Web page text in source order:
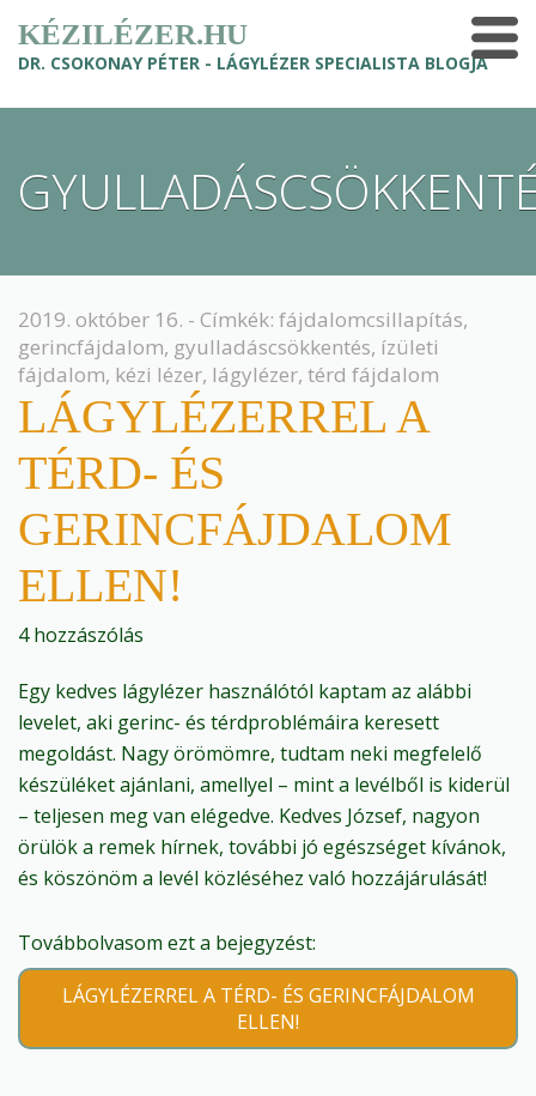
KÉZILÉZER.HU
DR. CSOKONAY PÉTER - LÁGYLÉZER SPECIALISTA BLOGJA
2019. október 16. - Címkék: fájdalomcsillapítás,
gerincfájdalom, gyulladáscsökkentés, ízületi
fájdalom, kézi lézer, lágylézer, térd fájdalom
LÁGYLÉZERREL A
TÉRD- ÉS
GERINCFÁJDALOM
ELLEN!
4 hozzászólás
Egy kedves lágylézer használótól kaptam az alábbi
levelet, aki gerinc- és térdproblémáira keresett
megoldást. Nagy örömömre, tudtam neki megfelelő
készüléket ajánlani, amellyel – mint a levélből is kiderül
– teljesen meg van elégedve. Kedves József, nagyon
örülök a remek hírnek, további jó egészséget kívánok,
és köszönöm a levél közléséhez való hozzájárulását!
Továbbolvasom ezt a bejegyzést:
LÁGYLÉZERREL A TÉRD- ÉS GERINCFÁJDALOM
ELLEN!